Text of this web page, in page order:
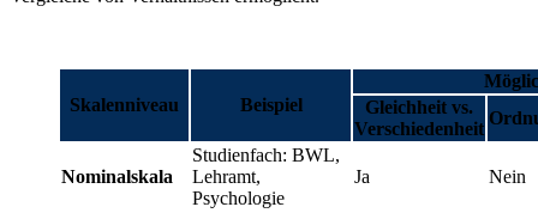
Skalenniveau Beispiel
Gleichheit vs.
Verschiedenheit
Nominalskala
Studienfach: BWL,
Lehramt,
Psychologie
Ja Nein